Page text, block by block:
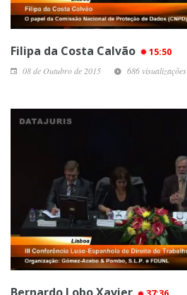
Filipa da Costa Calvão 15:50
08 de Outubro de 2015 686 visualizações